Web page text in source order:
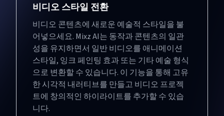
비디오 스타일 전환
비디오 콘텐츠에 새로운 예술적 스타일을 불
어넣으세요. Mixz AI는 동작과 콘텐츠의 일관
성을 유지하면서 일반 비디오를 애니메이션
스타일, 잉크 페인팅 효과 또는 기타 예술 형식
으로 변환할 수 있습니다. 이 기능을 통해 고유
한 시각적 내러티브를 만들고 비디오 프로젝
트에 창의적인 하이라이트를 추가할 수 있습
니다.